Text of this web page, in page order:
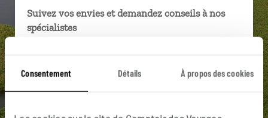
Consentement Détails À propos des cookies
Suivez vos envies et demandez conseils à nos
spécialistes
Ils sauront organiser votre itinéraire au plus
près de vos envies et de la réalité du pays.
Échangez en face à face ou depuis nos studios